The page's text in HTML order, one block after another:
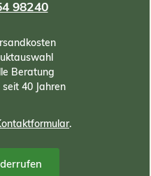
98240
Beratung
40 Jahren
.